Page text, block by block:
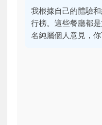
我根據自己的體驗
行榜。這些餐廳都
名純屬個人意見，你